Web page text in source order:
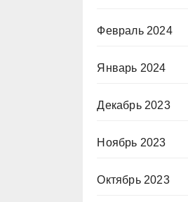
Февраль 2024
Январь 2024
Декабрь 2023
Ноябрь 2023
Октябрь 2023